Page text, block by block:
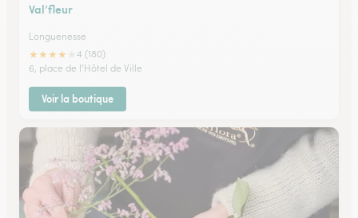
Val’fleur
Longuenesse
★★★★
4 (180)
6, place de l'Hôtel de Ville
Voir la boutique